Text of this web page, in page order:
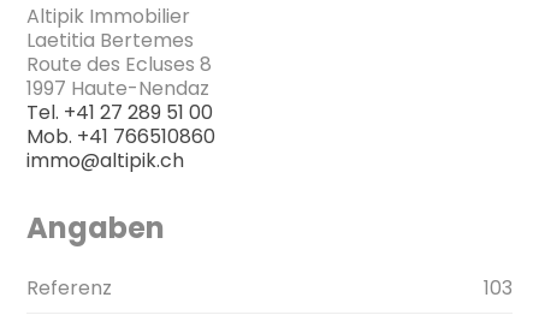
Altipik Immobilier
Laetitia Bertemes
Route des Ecluses 8
1997 Haute-Nendaz
Tel. +41 27 289 51 00
Mob. +41 766510860
immo@altipik.ch
Angaben
Referenz
103